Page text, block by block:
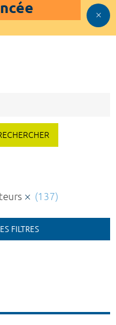
(137)
FILTRES